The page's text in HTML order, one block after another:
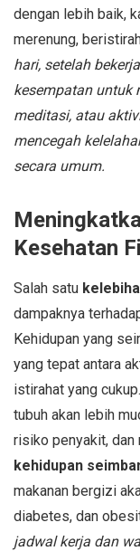
dengan lebih baik,
merenung,
hari, setelah
kesempatan untuk
meditasi, atau
mencegah
secara umum.
Kesehatan
Salah satu
dampaknya
Kehidupan yang
yang tepat antara
istirahat yang
tubuh akan lebih
risiko penyakit, dan
kehidupan
makanan bergizi
diabetes, dan
jadwal kerja dan